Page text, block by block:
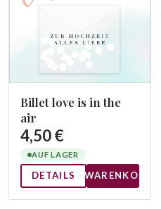
Billet love is in the
air
4,50 €
AUF LAGER
DETAILS WARENKORB